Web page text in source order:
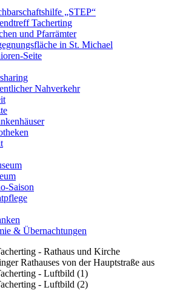
„STEP“
Tacherting
und Pfarrämter
in St. Michael
Seite
Nahverkehr
Saison
& Übernachtungen